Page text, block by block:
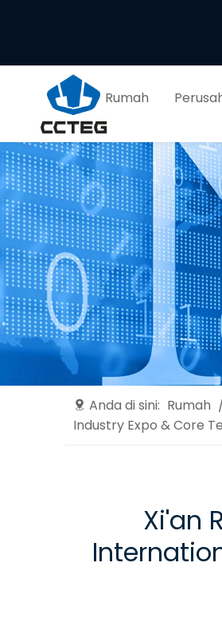
Rumah
Anda di sini: Rumah
Industry Expo & Core
Xi'an